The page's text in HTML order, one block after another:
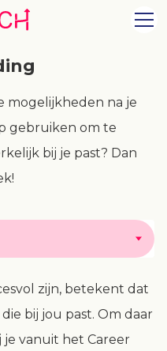
mogelijkheden na je
gebruiken om te
bij je past? Dan
zijn, betekent dat
bij jou past. Om daar
vanuit het Career